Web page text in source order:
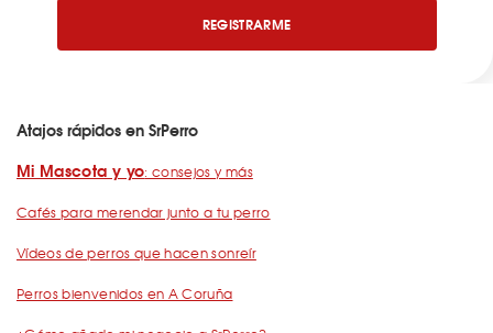
REGISTRARME
Atajos rápidos en SrPerro
Mi Mascota y yo: consejos y más
Cafés para merendar junto a tu perro
Vídeos de perros que hacen sonreír
Perros bienvenidos en A Coruña